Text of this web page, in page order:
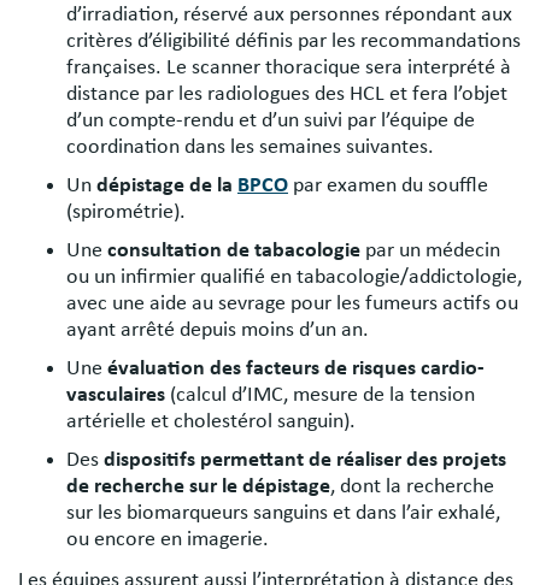
d’irradiation, réservé aux personnes répondant aux
critères d’éligibilité définis par les recommandations
françaises. Le scanner thoracique sera interprété à
distance par les radiologues des HCL et fera l’objet
d’un compte-rendu et d’un suivi par l’équipe de
coordination dans les semaines suivantes.
Un dépistage de la BPCO par examen du souffle
(spirométrie).
Une consultation de tabacologie par un médecin
ou un infirmier qualifié en tabacologie/addictologie,
avec une aide au sevrage pour les fumeurs actifs ou
ayant arrêté depuis moins d’un an.
Une évaluation des facteurs de risques cardio-
vasculaires (calcul d’IMC, mesure de la tension
artérielle et cholestérol sanguin).
Des dispositifs permettant de réaliser des projets
de recherche sur le dépistage, dont la recherche
sur les biomarqueurs sanguins et dans l’air exhalé,
ou encore en imagerie.
Les équipes assurent aussi l’interprétation à distance des